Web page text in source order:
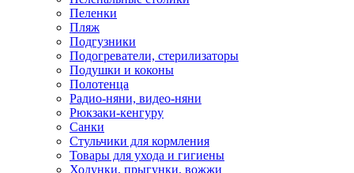
Пеленки
Пляж
Подгузники
Подогреватели, стерилизаторы
Подушки и коконы
Полотенца
Радио-няни, видео-няни
Рюкзаки-кенгуру
Санки
Стульчики для кормления
Товары для ухода и гигиены
Ходунки, прыгунки, вожжи